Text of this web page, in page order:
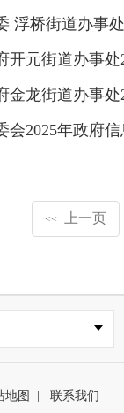
浮桥街道办事
开元街道办事
金龙街道办事
会2025年政府
<< 上一页
地图 联系我们